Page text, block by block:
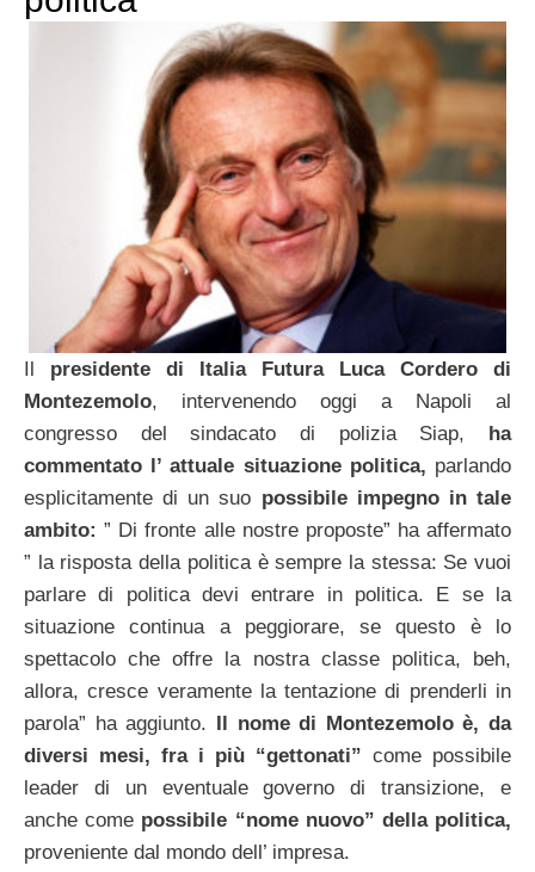
Il presidente di Italia Futura Luca Cordero di
Montezemolo, intervenendo oggi a Napoli al
congresso del sindacato di polizia Siap, ha
commentato l’ attuale situazione politica, parlando
esplicitamente di un suo possibile impegno in tale
ambito: ” Di fronte alle nostre proposte” ha affermato
” la risposta della politica è sempre la stessa: Se vuoi
parlare di politica devi entrare in politica. E se la
situazione continua a peggiorare, se questo è lo
spettacolo che offre la nostra classe politica, beh,
allora, cresce veramente la tentazione di prenderli in
parola” ha aggiunto. Il nome di Montezemolo è, da
diversi mesi, fra i più “gettonati” come possibile
leader di un eventuale governo di transizione, e
anche come possibile “nome nuovo” della politica,
proveniente dal mondo dell’ impresa.